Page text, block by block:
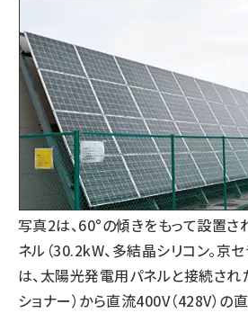
写真2は、60°の傾きをもって設置
ネル（30.2kW、多結晶シリコン。京セ
は、太陽光発電用パネルと接続され
ショナー）から直流400V（428V）